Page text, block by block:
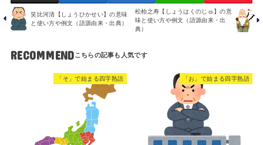
笑比河清【しょうひかせい】の意味
と使い方や例文（語源由来・出典）
松柏之寿【しょうはくのじゅ】の意
味と使い方や例文（語源由来・出
典）
RECOMMEND
「そ」で始まる四字熟語 「お」で始まる四字熟語